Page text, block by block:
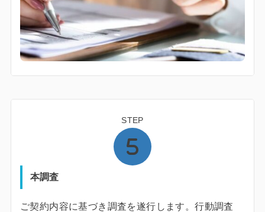
STEP
本調査
ご契約内容に基づき調査を遂行します。行動調査